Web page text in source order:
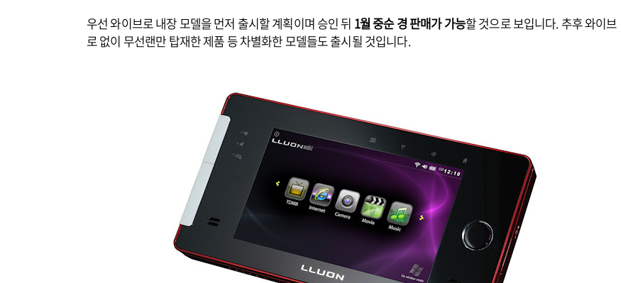
우선 와이브로 내장 모델을 먼저 출시할 계획이며 승인 뒤 1월 중순 경 판매가 가능할 것으로 보입니다. 추후 와이브
로 없이 무선랜만 탑재한 제품 등 차별화한 모델들도 출시될 것입니다.